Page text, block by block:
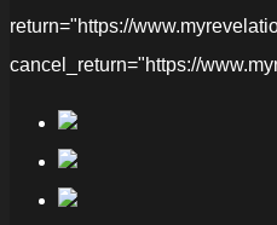
return="https://
cancel_return="https://